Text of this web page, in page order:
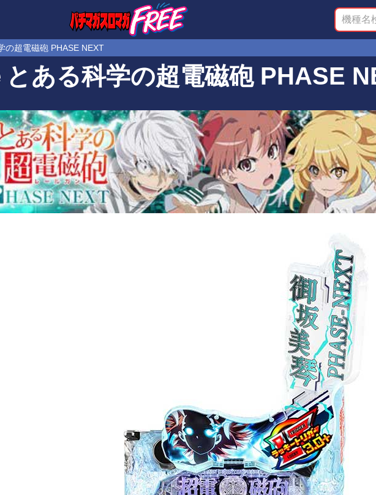
の超電磁砲 PHASE NEXT
とある科学の超電磁砲 PHASE